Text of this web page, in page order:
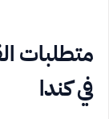
متطلبات
في كندا